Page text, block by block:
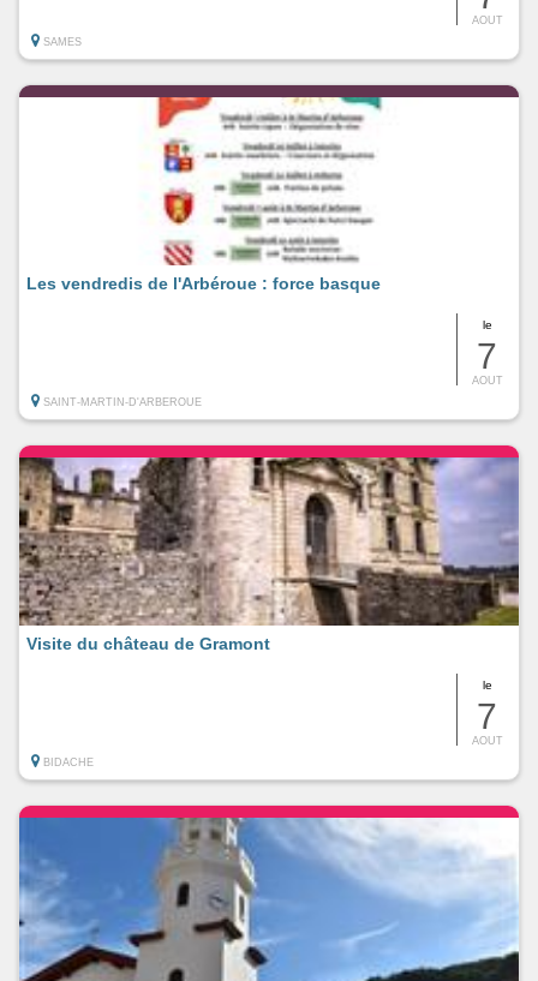
AOUT
SAMES
le
7
AOUT
Les vendredis de l'Arbéroue : force basque
SAINT-MARTIN-D'ARBEROUE
le
7
AOUT
Visite du château de Gramont
BIDACHE